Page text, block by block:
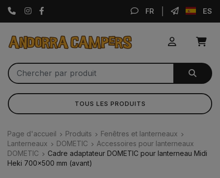
Instagram FR ES
TOUS LES PRODUITS
Page d'accueil Produits
Fenêtres et lanterneaux
Lanterneaux
DOMETIC
Accessoires pour lanterneaux
DOMETIC
Cadre adaptateur DOMETIC pour lanterneau Midi
Heki 700x500 mm (avant)